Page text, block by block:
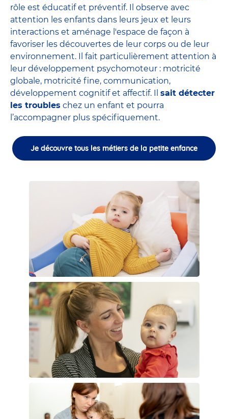
rôle est éducatif et préventif. Il observe avec
attention les enfants dans leurs jeux et leurs
interactions et aménage l'espace de façon à
favoriser les découvertes de leur corps ou de leur
environnement. Il fait particulièrement attention à
leur développement psychomoteur : motricité
globale, motricité fine, communication,
développement cognitif et affectif. Il sait détecter
les troubles chez un enfant et pourra
l’accompagner plus spécifiquement.
Je découvre tous les métiers de la petite enfance